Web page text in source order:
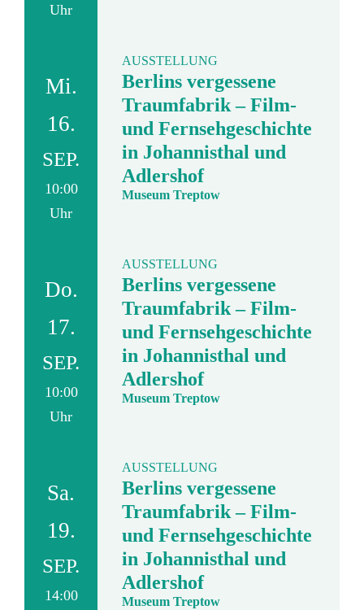
Uhr
Mi.
16.
SEP.
10:00
Uhr
AUSSTELLUNG
Berlins vergessene
Traumfabrik – Film-
und Fernsehgeschichte
in Johannisthal und
Adlershof
Museum Treptow
Do.
17.
SEP.
10:00
Uhr
AUSSTELLUNG
Berlins vergessene
Traumfabrik – Film-
und Fernsehgeschichte
in Johannisthal und
Adlershof
Museum Treptow
Sa.
19.
SEP.
14:00
AUSSTELLUNG
Berlins vergessene
Traumfabrik – Film-
und Fernsehgeschichte
in Johannisthal und
Adlershof
Museum Treptow